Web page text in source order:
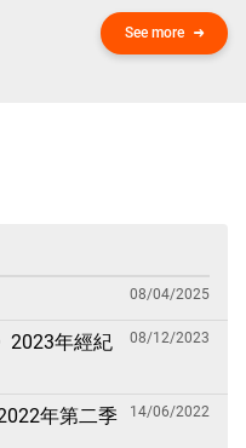
See more
08/04/2025
2023年經紀
08/12/2023
年第二季
14/06/2022